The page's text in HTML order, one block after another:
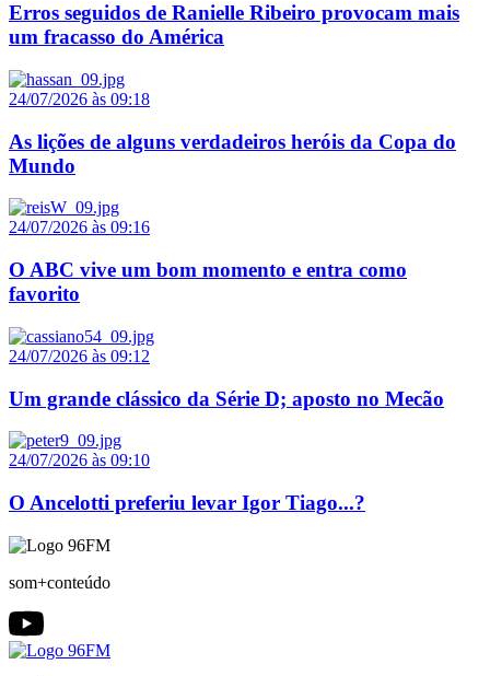
Erros seguidos de Ranielle Ribeiro provocam mais
um fracasso do América
24/07/2026 às 09:18
As lições de alguns verdadeiros heróis da Copa do
Mundo
24/07/2026 às 09:16
O ABC vive um bom momento e entra como
favorito
24/07/2026 às 09:12
Um grande clássico da Série D; aposto no Mecão
24/07/2026 às 09:10
O Ancelotti preferiu levar Igor Tiago...?
som+conteúdo